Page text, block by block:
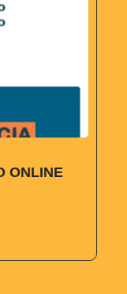
ONLINE